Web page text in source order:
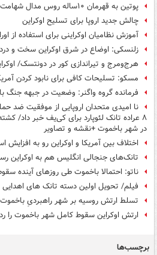
پوتین به قهرمان ۱۰ساله روس مدال شهامت داد
چالش جدید اروپا برای تسلیح اوکراین
آموزش نظامیان اوکراینی برای استفاده از
زلنسکی: اوضاع در شرق اوکراین سخت و
هرج‌ومرج و تیراندازی کور در دونتسک/
مسکو: تسلیحات کافی برای نابود کردن
فرمانده گروه واگنر: وضعیت در جبهه جنگ
نا امیدی متحدان اروپایی از موفقیت ضد
۸ عراده تانک لئوپارد برای کی‌یف خبر داد/
در شهر باخموت +نقشه و تصاویر
اختلاف بین آمریکا و اوکراین رو به افزایش
تانک‌های جنجالی انگلیس هم به اوکراین
ناتو: احتمالا باخموت طی روزهای آینده
فیلم/ تحویل اولین دسته تانک های اهدایی
تسلط ارتش روسیه بر شهر راهبردیِ باخموت
ارتش اوکراین سقوط کامل شهر باخموت را
برچسب‌ها